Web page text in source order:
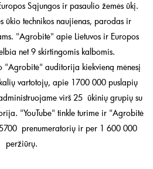
Sąjungos ir pasaulio žemės ūkį.
ūkio technikos naujienas, parodas ir
"Agrobitė" apie Lietuvos ir Europos
net 9 skirtingomis kalbomis.
"Agrobitė" auditorija kiekvieną mėnesį
vartotojų, apie 1700 000 puslapių
virš 25 ūkinių grupių su
"YouTube" tinkle turime ir "Agrobitė
prenumeratorių ir per 1 600 000
peržiūrų.